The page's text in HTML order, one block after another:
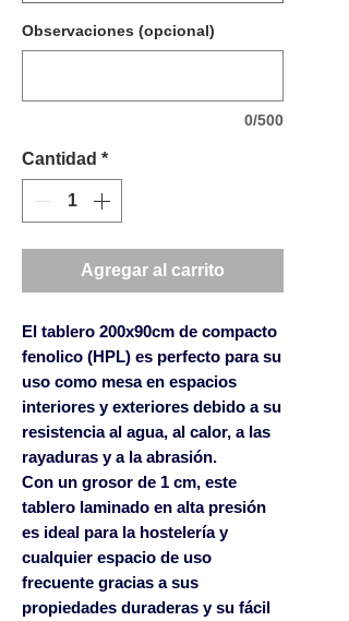
Observaciones (opcional)
0/500
Cantidad *
Agregar al carrito
El tablero 200x90cm de compacto
fenolico (HPL) es perfecto para su
uso como mesa en espacios
interiores y exteriores debido a su
resistencia al agua, al calor, a las
rayaduras y a la abrasión.
Con un grosor de 1 cm, este
tablero laminado en alta presión
es ideal para la hostelería y
cualquier espacio de uso
frecuente gracias a sus
propiedades duraderas y su fácil